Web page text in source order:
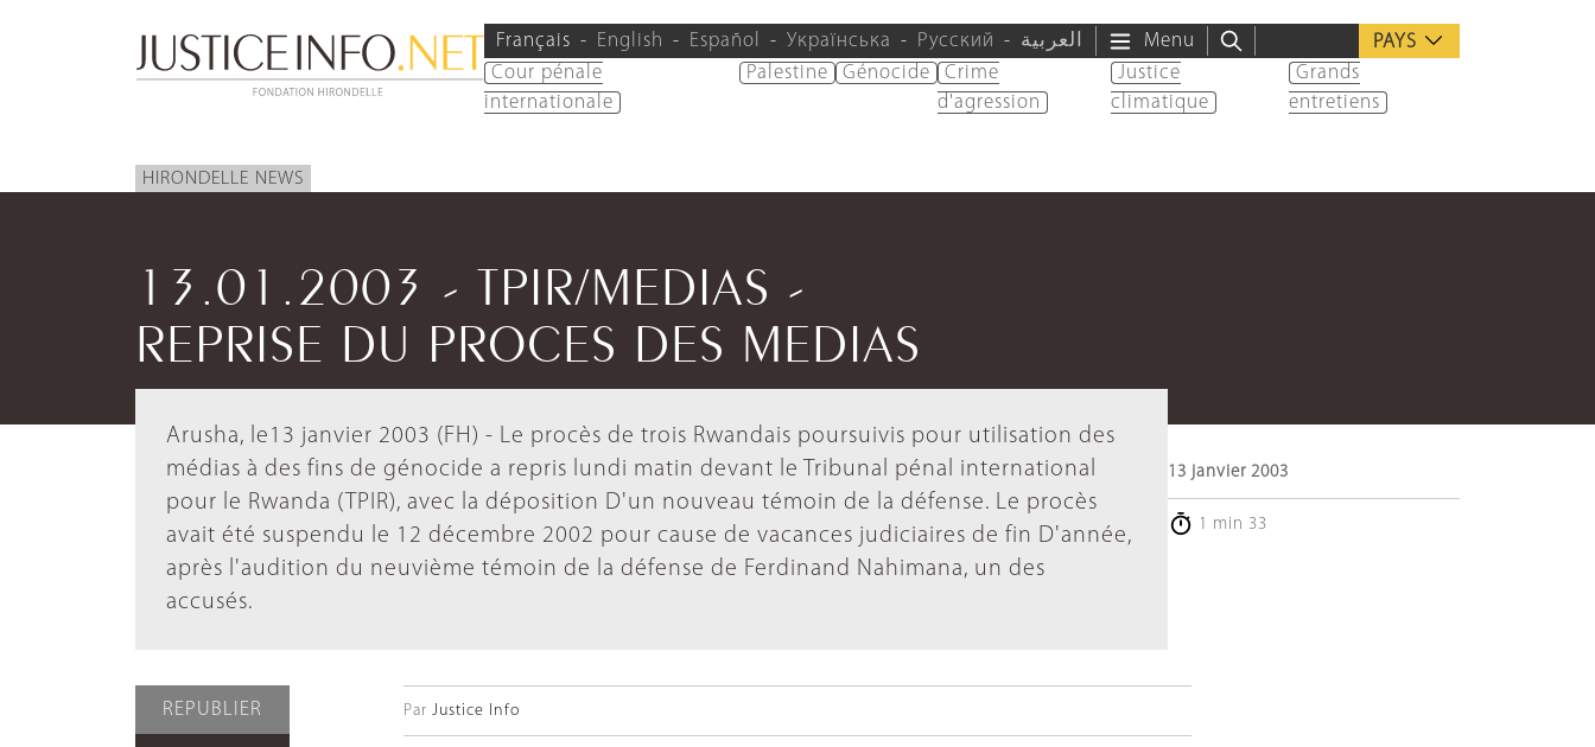
Français English Español Українська Русский العربية Menu
PAYS
Cour pénale
internationale
Palestine Génocide
Crime
d'agression
Justice
climatique
Grands
entretiens
HIRONDELLE NEWS
13.01.2003 - TPIR/MEDIAS -
REPRISE DU PROCES DES MEDIAS
Arusha, le13 janvier 2003 (FH) - Le procès de trois Rwandais poursuivis pour utilisation des
médias à des fins de génocide a repris lundi matin devant le Tribunal pénal international
pour le Rwanda (TPIR), avec la déposition D'un nouveau témoin de la défense. Le procès
avait été suspendu le 12 décembre 2002 pour cause de vacances judiciaires de fin D'année,
après l'audition du neuvième témoin de la défense de Ferdinand Nahimana, un des
accusés.
13 janvier 2003
1 min 33
REPUBLIER Par Justice Info